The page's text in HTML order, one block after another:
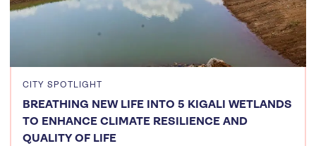
CITY SPOTLIGHT
BREATHING NEW LIFE INTO 5 KIGALI WETLANDS
TO ENHANCE CLIMATE RESILIENCE AND
QUALITY OF LIFE